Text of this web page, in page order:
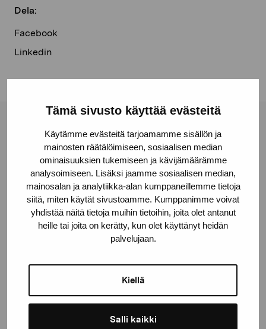
Tämä sivusto käyttää evästeitä
Käytämme evästeitä tarjoamamme sisällön ja
mainosten räätälöimiseen, sosiaalisen median
ominaisuuksien tukemiseen ja kävijämäärämme
analysoimiseen. Lisäksi jaamme sosiaalisen median,
mainosalan ja analytiikka-alan kumppaneillemme tietoja
siitä, miten käytät sivustoamme. Kumppanimme voivat
yhdistää näitä tietoja muihin tietoihin, joita olet antanut
heille tai joita on kerätty, kun olet käyttänyt heidän
palvelujaan.
Kiellä
Salli kaikki
Dela:
Facebook
Linkedin
Stiftelsen Pro Artibus
Gustav Wasas gata 11
10600 Ekenäs
proartibus@proartibus.fi
+358 (0)50 371 6339
Kontakta oss